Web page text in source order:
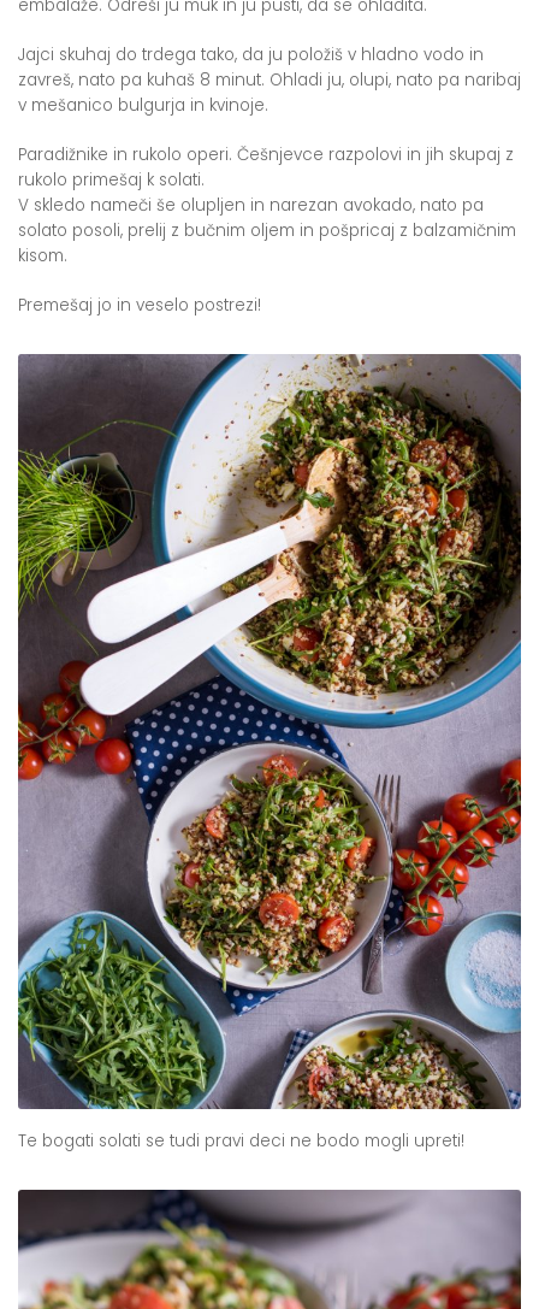
embalaže. Odreši ju muk in ju pusti, da se ohladita.
Jajci skuhaj do trdega tako, da ju položiš v hladno vodo in
zavreš, nato pa kuhaš 8 minut. Ohladi ju, olupi, nato pa naribaj
v mešanico bulgurja in kvinoje.
Paradižnike in rukolo operi. Češnjevce razpolovi in jih skupaj z
rukolo primešaj k solati.
V skledo nameči še olupljen in narezan avokado, nato pa
solato posoli, prelij z bučnim oljem in pošpricaj z balzamičnim
kisom.
Premešaj jo in veselo postrezi!
Te bogati solati se tudi pravi deci ne bodo mogli upreti!